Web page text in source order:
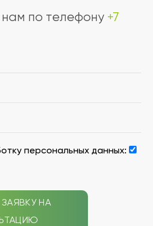
нам по телефону +7
персональных данных:
НА